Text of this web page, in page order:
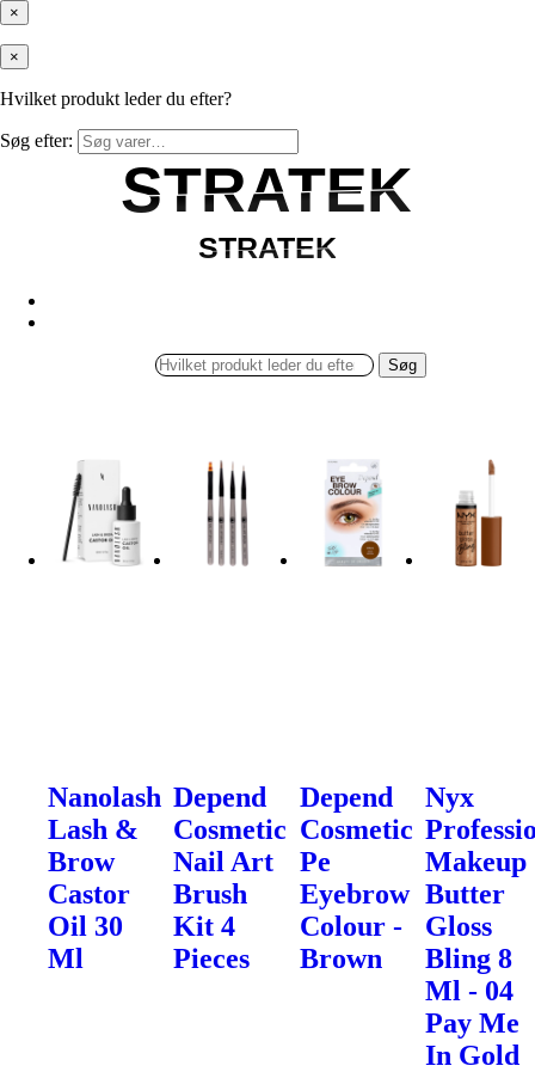
×
×
Hvilket produkt leder du efter?
Søg efter:
STRATEK
STRATEK
STRATEK
STRATEK
Søg
Nanolash
Lash &
Brow
Castor
Oil 30
Ml
Depend
Cosmetic
Nail Art
Brush
Kit 4
Pieces
Depend
Cosmetic
Pe
Eyebrow
Colour -
Brown
Nyx
Makeup
Butter
Gloss
Bling 8
Ml - 04
Pay Me
In Gold